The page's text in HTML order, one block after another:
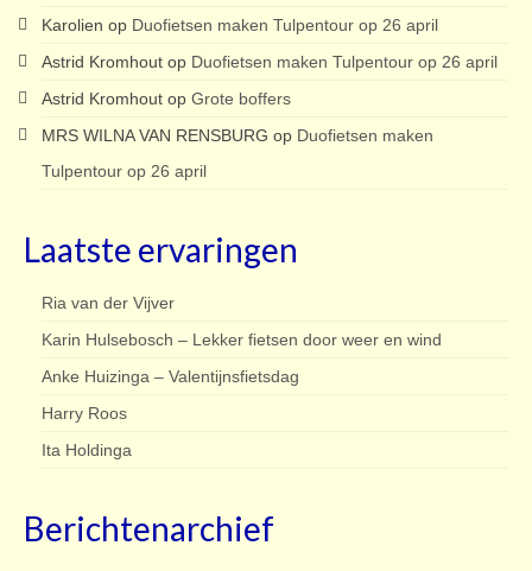
Karolien op Duofietsen maken Tulpentour op 26 april
Astrid Kromhout op Duofietsen maken Tulpentour op 26 april
Astrid Kromhout op Grote boffers
MRS WILNA VAN RENSBURG op Duofietsen maken
Tulpentour op 26 april
Laatste ervaringen
Ria van der Vijver
Karin Hulsebosch – Lekker fietsen door weer en wind
Anke Huizinga – Valentijnsfietsdag
Harry Roos
Ita Holdinga
Berichtenarchief